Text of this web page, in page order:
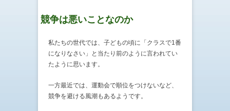
競争は悪いことなのか
私たちの世代では、子どもの頃に「クラスで1番
になりなさい」と当たり前のように言われてい
たように思います。
一方最近では、運動会で順位をつけないなど、
競争を避ける風潮もあるようです。